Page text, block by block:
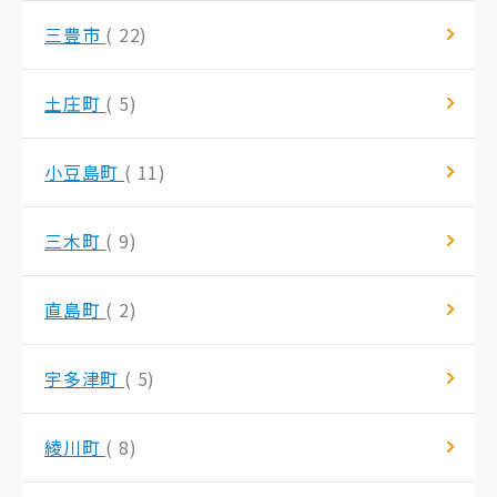
三豊市 ( 22)
土庄町 ( 5)
小豆島町 ( 11)
三木町 ( 9)
直島町 ( 2)
宇多津町 ( 5)
綾川町 ( 8)